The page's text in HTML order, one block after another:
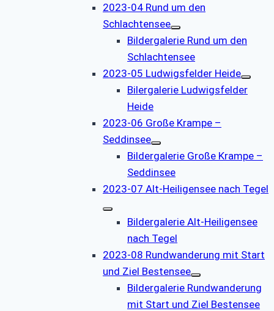
2023-04 Rund um den
Schlachtensee
Bildergalerie Rund um den
Schlachtensee
2023-05 Ludwigsfelder Heide
Bilergalerie Ludwigsfelder
Heide
2023-06 Große Krampe –
Seddinsee
Bildergalerie Große Krampe –
Seddinsee
2023-07 Alt-Heiligensee nach Tegel
Bildergalerie Alt-Heiligensee
nach Tegel
2023-08 Rundwanderung mit Start
und Ziel Bestensee
Bildergalerie Rundwanderung
mit Start und Ziel Bestensee